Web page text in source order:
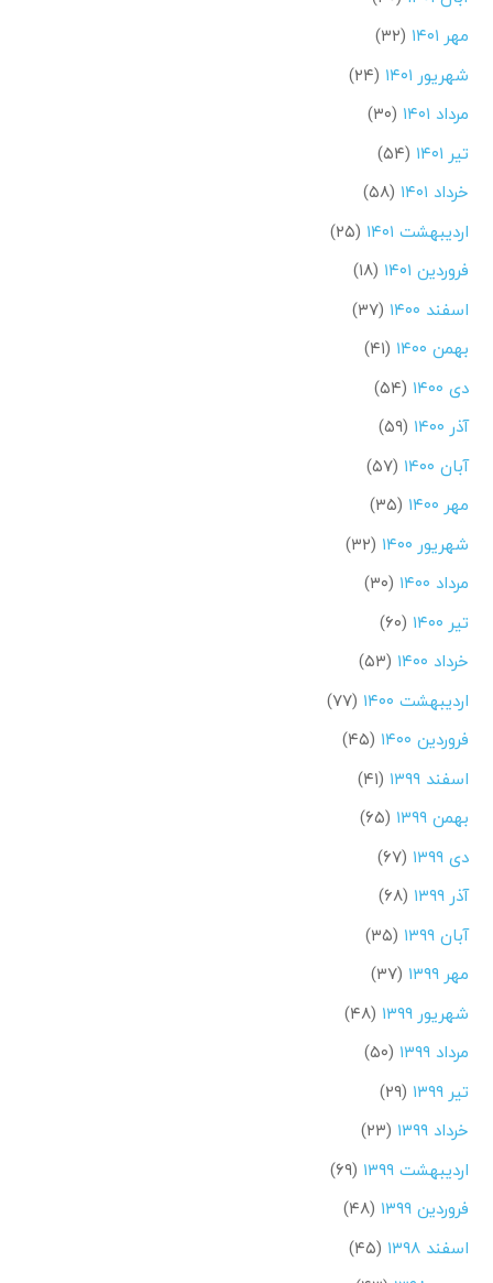
مهر ۱۴۰۱
(۳۲)
شهریور ۱۴۰۱
(۲۴)
مرداد ۱۴۰۱
(۳۰)
تیر ۱۴۰۱
(۵۴)
خرداد ۱۴۰۱
(۵۸)
اردیبهشت ۱۴۰۱
(۲۵)
فروردین ۱۴۰۱
(۱۸)
اسفند ۱۴۰۰
(۳۷)
بهمن ۱۴۰۰
(۴۱)
دی ۱۴۰۰
(۵۴)
آذر ۱۴۰۰
(۵۹)
آبان ۱۴۰۰
(۵۷)
مهر ۱۴۰۰
(۳۵)
شهریور ۱۴۰۰
(۳۲)
مرداد ۱۴۰۰
(۳۰)
تیر ۱۴۰۰
(۶۰)
خرداد ۱۴۰۰
(۵۳)
اردیبهشت ۱۴۰۰
(۷۷)
فروردین ۱۴۰۰
(۴۵)
اسفند ۱۳۹۹
(۴۱)
بهمن ۱۳۹۹
(۶۵)
دی ۱۳۹۹
(۶۷)
آذر ۱۳۹۹
(۶۸)
آبان ۱۳۹۹
(۳۵)
مهر ۱۳۹۹
(۳۷)
شهریور ۱۳۹۹
(۴۸)
مرداد ۱۳۹۹
(۵۰)
تیر ۱۳۹۹
(۲۹)
خرداد ۱۳۹۹
(۲۳)
اردیبهشت ۱۳۹۹
(۶۹)
فروردین ۱۳۹۹
(۴۸)
اسفند ۱۳۹۸
(۴۵)